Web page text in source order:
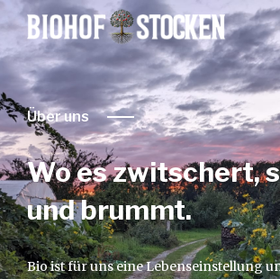
Über uns
Wo es zwitschert,
und brummt.
Bio ist für uns eine Lebenseinstellung